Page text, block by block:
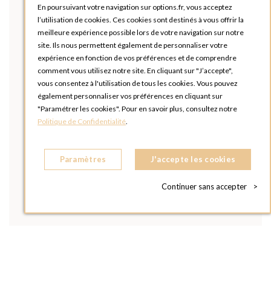
En poursuivant votre navigation sur options.fr, vous acceptez
l’utilisation de cookies. Ces cookies sont destinés à vous offrir la
meilleure expérience possible lors de votre navigation sur notre
site. Ils nous permettent également de personnaliser votre
expérience en fonction de vos préférences et de comprendre
comment vous utilisez notre site. En cliquant sur "J’accepte",
vous consentez à l'utilisation de tous les cookies. Vous pouvez
également personnaliser vos préférences en cliquant sur
"Paramétrer les cookies". Pour en savoir plus, consultez notre
Politique de Confidentialité.
Paramètres J'accepte les cookies
Continuer sans accepter >